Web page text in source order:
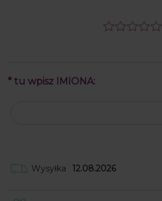
* tu wpisz IMIONA:
Wysyłka 12.08.2026